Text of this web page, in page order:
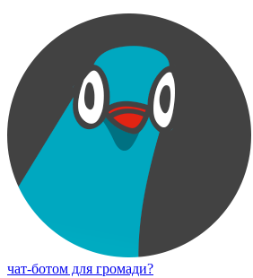
чат-ботом для громади?